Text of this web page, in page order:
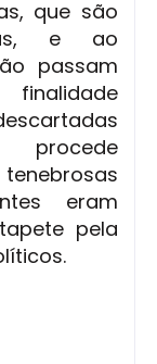
que são
e ao
passam
procede
eram
pela